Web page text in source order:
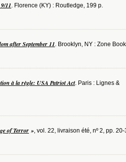
11. Florence (KY) : Routledge, 199 p.
after September 11. Brooklyn, NY : Zone
à la règle: USA Patriot Act. Paris : Lignes &
of Terror », vol. 22, livraison été, nº 2, pp. 20-